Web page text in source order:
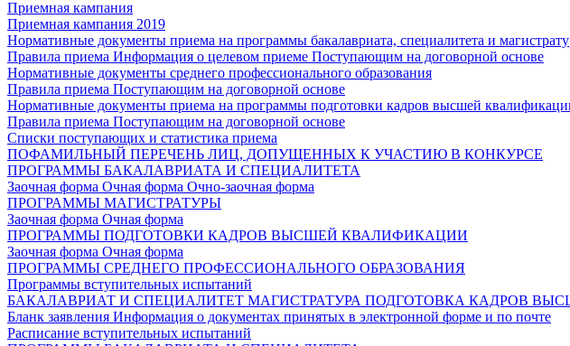
Приемная кампания
Приемная кампания 2019
Нормативные документы приема на программы бакалавриата, специалитета и
Правила приема Информация о целевом приеме Поступающим на договорной основе
Нормативные документы среднего профессионального образования
Правила приема Поступающим на договорной основе
Нормативные документы приема на программы подготовки кадров высшей
Правила приема Поступающим на договорной основе
Списки поступающих и статистика приема
ПОФАМИЛЬНЫЙ ПЕРЕЧЕНЬ ЛИЦ, ДОПУЩЕННЫХ К УЧАСТИЮ В КОНКУРСЕ
ПРОГРАММЫ БАКАЛАВРИАТА И СПЕЦИАЛИТЕТА
Заочная форма Очная форма Очно-заочная форма
ПРОГРАММЫ МАГИСТРАТУРЫ
Заочная форма Очная форма
ПРОГРАММЫ ПОДГОТОВКИ КАДРОВ ВЫСШЕЙ КВАЛИФИКАЦИИ
Заочная форма Очная форма
ПРОГРАММЫ СРЕДНЕГО ПРОФЕССИОНАЛЬНОГО ОБРАЗОВАНИЯ
Программы вступительных испытаний
БАКАЛАВРИАТ И СПЕЦИАЛИТЕТ МАГИСТРАТУРА ПОДГОТОВКА КАДРОВ
Бланк заявления Информация о документах принятых в электронной форме и по почте
Расписание вступительных испытаний